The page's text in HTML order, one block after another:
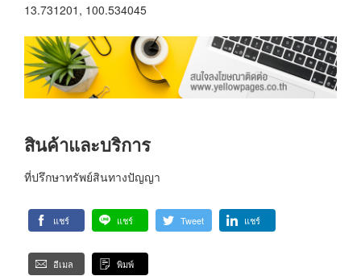
13.731201, 100.534045
สินค้าและบริการ
ที่ปรึกษาทรัพย์สินทางปัญญา
แชร์ แชร์ Tweet แชร์
อีเมล พิมพ์